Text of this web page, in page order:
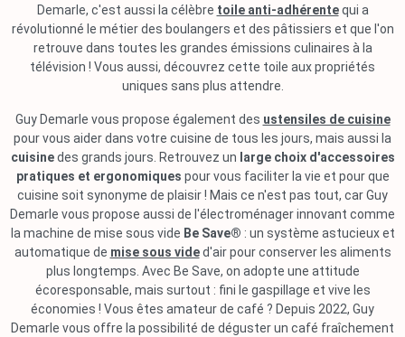
Demarle, c'est aussi la célèbre toile anti-adhérentequi a
révolutionné le métier des boulangers et des pâtissiers et que l'on
retrouve dans toutes les grandes émissions culinaires à la
télévision ! Vous aussi, découvrez cette toile aux propriétés
uniques sans plus attendre.
Guy Demarle vous propose également des ustensiles de cuisine
pour vous aider dans votre cuisine de tous les jours, mais aussi la
cuisinedes grands jours. Retrouvez un large choix d'accessoires
pratiques et ergonomiques pour vous faciliter la vie et pour que
cuisine soit synonyme de plaisir ! Mais ce n'est pas tout, car Guy
Demarle vous propose aussi de l'électroménager innovant comme
la machine de mise sous vide Be Save® : un système astucieux et
automatique de mise sous vided'air pour conserver les aliments
plus longtemps. Avec Be Save, on adopte une attitude
écoresponsable, mais surtout : fini le gaspillage et vive les
économies ! Vous êtes amateur de café ? Depuis 2022, Guy
Demarle vous offre la possibilité de déguster un café fraîchement